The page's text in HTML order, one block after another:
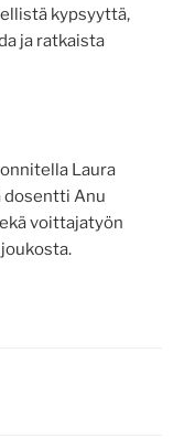
kypsyyttä,
ja ratkaista
Laura
dosentti Anu
voittajatyön